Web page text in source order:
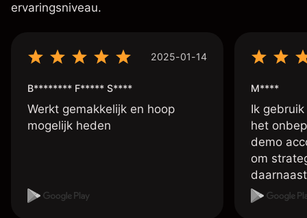
ervaringsniveau.
2025-01-14
B******** F***** S****
Werkt gemakkelijk en hoop
mogelijk heden
M****
Ik
het
demo
om
account